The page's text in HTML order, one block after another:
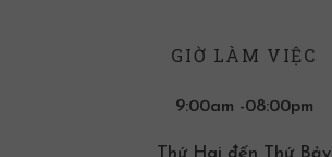
GIỜ LÀM VIỆC
9:00am -08:00pm